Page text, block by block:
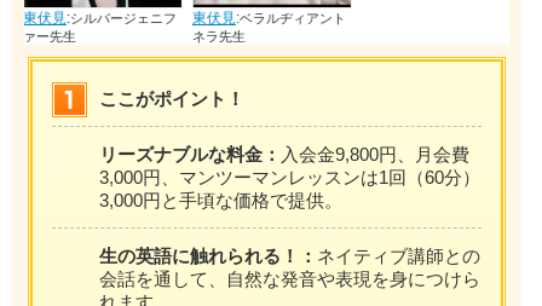
ェニフ 東伏見:ベラルヂィアント
ネラ先生
ここがポイント！
リーズナブルな料金： 入会金9,800円、月会費
3,000円、マンツーマンレッスンは1回（60分）
3,000円と手頃な価格で提供。
生の英語に触れられる！： ネイティブ講師との
会話を通して、自然な発音や表現を身につけら
れます。